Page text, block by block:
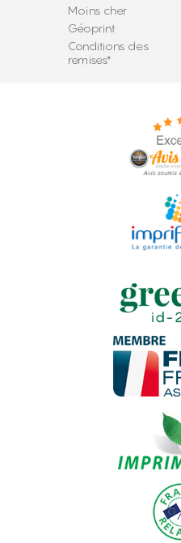
Moins cher
Géoprint
Conditions des
remises*